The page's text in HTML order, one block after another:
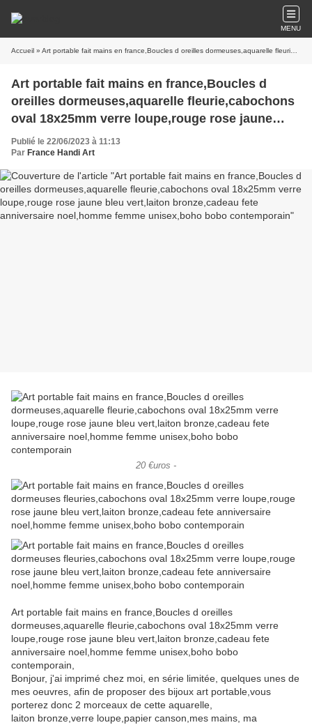
MENU
Accueil » Art portable fait mains en france,Boucles d oreilles dormeuses,aquarelle fleurie,cabochons oval 18x25mm verre loupe,rouge rose jaune bleu vert,laiton bronze,cadeau fete anniversaire noel,homme femme unisex,boho bobo contemporain
Art portable fait mains en france,Boucles d
oreilles dormeuses,aquarelle fleurie,cabochons
oval 18x25mm verre loupe,rouge rose jaune
bleu vert,laiton bronze,cadeau fete anniversaire
noel,homme femme unisex,boho bobo
contemporain
Publié le 22/06/2023 à 11:13
Par France Handi Art
20 €uros -
Art portable fait mains en france,Boucles d oreilles
dormeuses,aquarelle fleurie,cabochons oval 18x25mm verre
loupe,rouge rose jaune bleu vert,laiton bronze,cadeau fete
anniversaire noel,homme femme unisex,boho bobo
contemporain,
Bonjour, j'ai imprimé chez moi, en série limitée, quelques unes de
mes oeuvres, afin de proposer des bijoux art portable,vous
porterez donc 2 morceaux de cette aquarelle,
laiton bronze,verre loupe,papier canson,mes mains, ma